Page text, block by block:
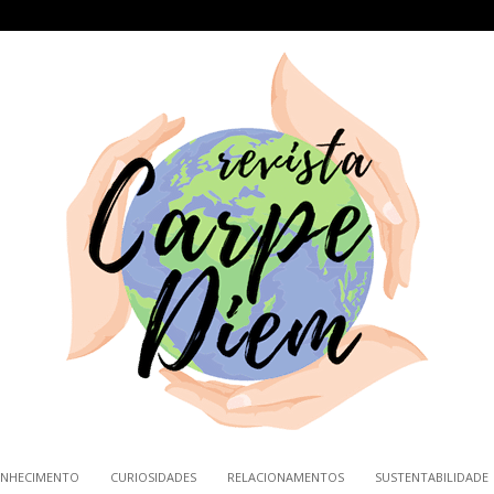
CURIOSIDADES RELACIONAMENTOS SUSTENTABILIDADE